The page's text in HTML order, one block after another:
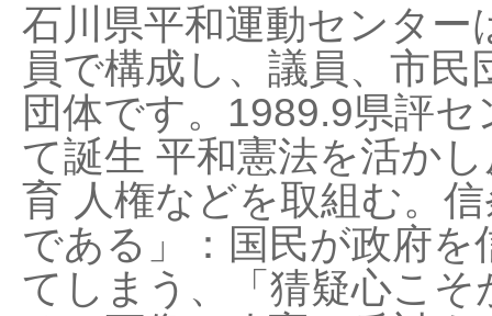
石川県平和運動センタ
員で構成し、議員、市
団体です。1989.9県評
て誕生 平和憲法を活か
育 人権などを取組む。
である」：国民が政府
てしまう、「猜疑心こ